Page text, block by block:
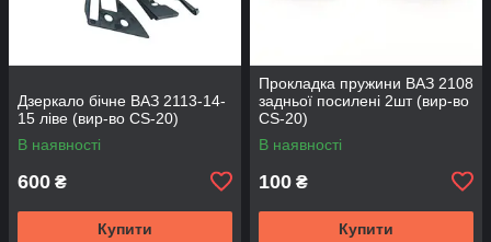
Дзеркало бічне ВАЗ 2113-14-
15 ліве (вир-во CS-20)
В наявності
600 ₴
Купити
Прокладка пружини ВАЗ 2108
задньої посилені 2шт (вир-во
CS-20)
В наявності
100 ₴
Купити